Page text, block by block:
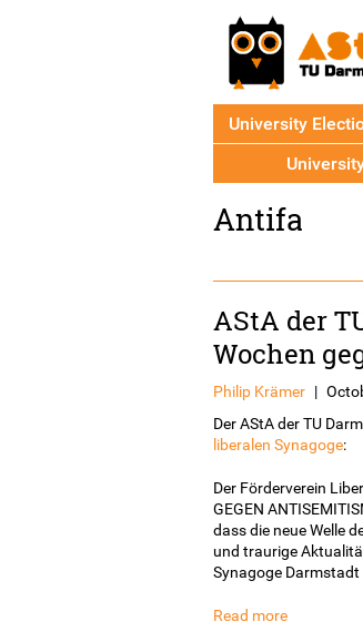
to
top
Antifa
AStA der
Wochen
Philip Krämer |
Der AStA der TU
liberalen Synagoge:
Der Förderverein
GEGEN
dass die neue Welle
und traurige
Synagoge Darmstadt
Read more
University